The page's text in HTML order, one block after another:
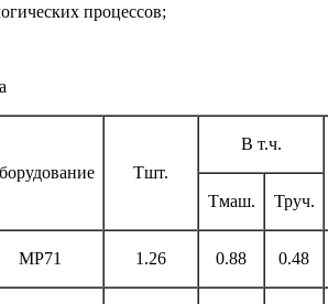
процессов;
Тшт.
В т.ч.
Тмаш.
Труч.
МР71 1.26 0.88 0.48